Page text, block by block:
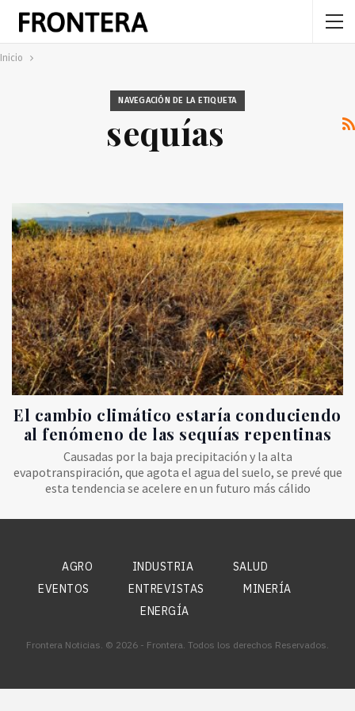
Inicio
NAVEGACIÓN DE LA ETIQUETA
sequías
El cambio climático estaría conduciendo
al fenómeno de las sequías repentinas
Causadas ​​por la baja precipitación y la alta
evapotranspiración, que agota el agua del suelo, se prevé que
esta tendencia se acelere en un futuro más cálido
AGRO INDUSTRIA
SALUD
EVENTOS
ENTREVISTAS
MINERÍA
ENERGÍA
Frontera Noticias. © 2026 - Frontera. Todos los derechos Reservados.